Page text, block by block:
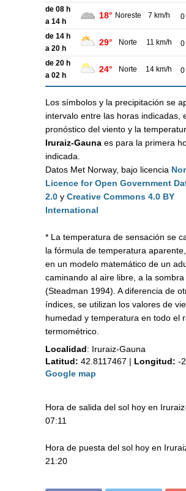
de 08 h
a 14 h
18° Noreste 7 km/h 0
de 14 h
a 20 h
29° Norte 11 km/h 0
de 20 h
a 02 h
24° Norte 14 km/h 0
Los símbolos y la precipitación se
intervalo entre las horas indicadas,
pronóstico del viento y la
Iruraiz-Gauna es para la primera
indicada.
Datos Met Norway, bajo licencia
Licence for Open Government
2.0 y Creative Commons 4.0 BY
International
* La temperatura de sensación se
la fórmula de temperatura
en un modelo matemático de un
caminando al aire libre, a la sombra
(Steadman 1994). A diferencia de
índices, se utilizan los valores de
humedad y temperatura en todo el
termométrico.
Localidad: Iruraiz-Gauna
Latitud: 42.8117467 | Longitud: -
Google map
Hora de salida del sol hoy en
07:11
Hora de puesta del sol hoy en
21:20